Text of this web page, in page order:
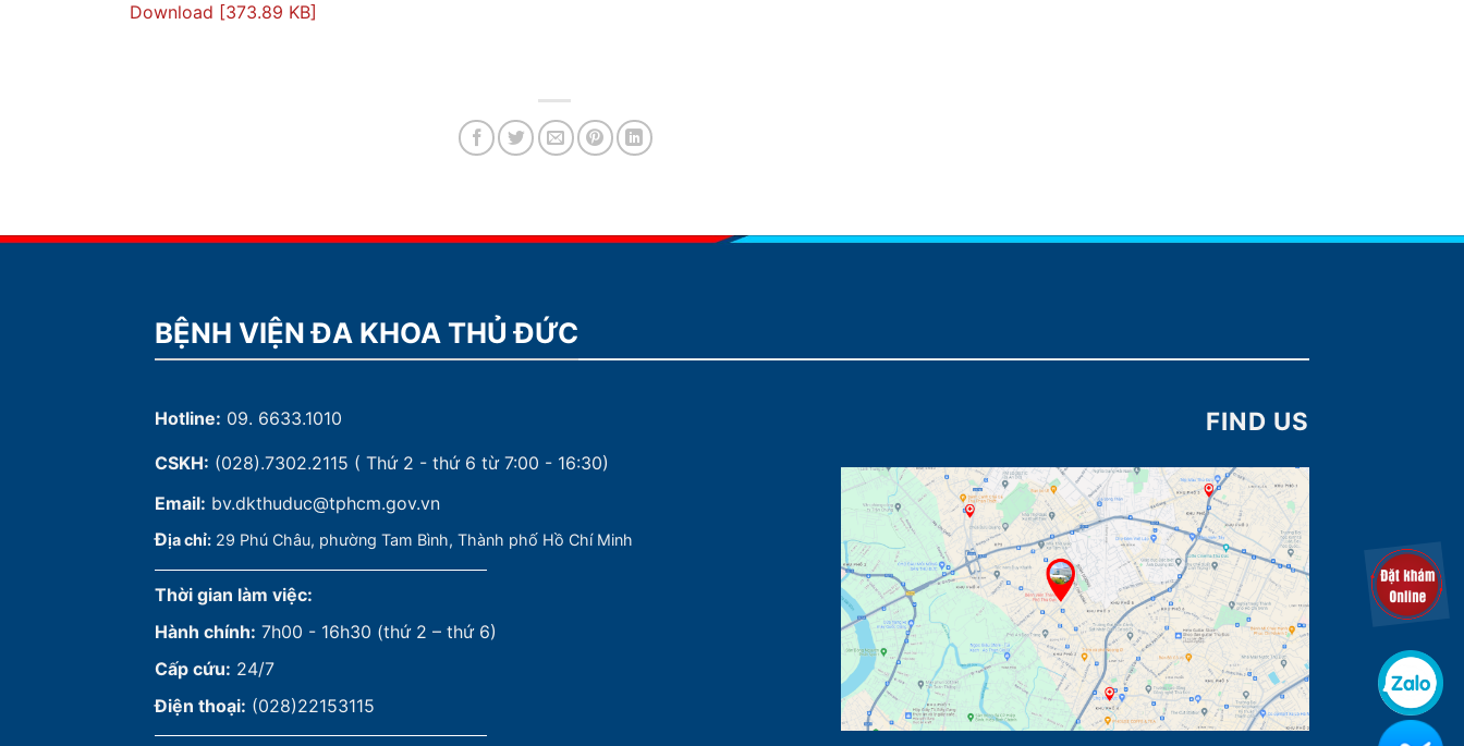
Download [373.89 KB]
BỆNH VIỆN ĐA KHOA THỦ ĐỨC
Hotline: 09. 6633.1010
CSKH: (028).7302.2115 ( Thứ 2 - thứ 6 từ 7:00 - 16:30)
Email: bv.dkthuduc@tphcm.gov.vn
Địa chỉ: 29 Phú Châu, phường Tam Bình, Thành phố Hồ Chí Minh
Thời gian làm việc:
Hành chính: 7h00 - 16h30 (thứ 2 – thứ 6)
Cấp cứu: 24/7
Điện thoại: (028)22153115
FIND US